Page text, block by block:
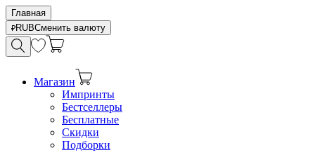
Главная
RUBСменить валюту
Магазин
Импринты
Бестселлеры
Бесплатные
Скидки
Подборки